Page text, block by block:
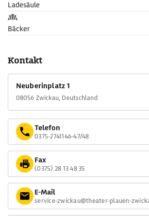
Ladesäule
Bäcker
Kontakt
Neuberinplatz 1
08056 Zwickau, Deutschland
Telefon
0375-2741146-47/48
Fax
(0375) 28 13 48 35
E-Mail
service-zwickau@theater-plauen-